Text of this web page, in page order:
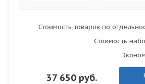
Стоимость товаров по
Стоимость
37 650 руб.